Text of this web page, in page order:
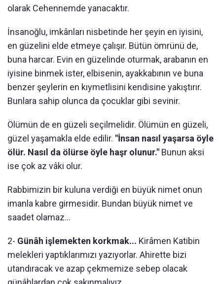
olarak Cehennemde yanacaktır.
İnsanoğlu, imkânları nisbetinde her şeyin en iyisini,
en güzelini elde etmeye çalışır. Bütün ömrünü de,
buna harcar. Evin en güzelinde oturmak, arabanın en
iyisine binmek ister, elbisenin, ayakkabının ve buna
benzer şeylerin en kıymetlisini kendisine yakıştırır.
Bunlara sahip olunca da çocuklar gibi sevinir.
Ölümün de en güzeli seçilmelidir. Ölümün en güzeli,
güzel yaşamakla elde edilir. "İnsan nasıl yaşarsa öyle
ölür. Nasıl da ölürse öyle haşr olunur." Bunun aksi
ise çok az vâki olur.
Rabbimizin bir kuluna verdiği en büyük nimet onun
imanla kabre girmesidir. Bundan büyük nimet ve
saadet olamaz...
2- Günâh işlemekten korkmak... Kirâmen Katibin
melekleri yaptıklarımızı yazıyorlar. Ahirette bizi
utandıracak ve azap çekmemize sebep olacak